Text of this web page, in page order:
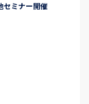
セミナー開催